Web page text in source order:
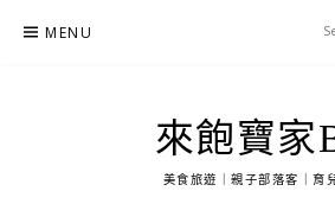
MENU
來飽寶家
美食旅遊｜親子部落客｜育